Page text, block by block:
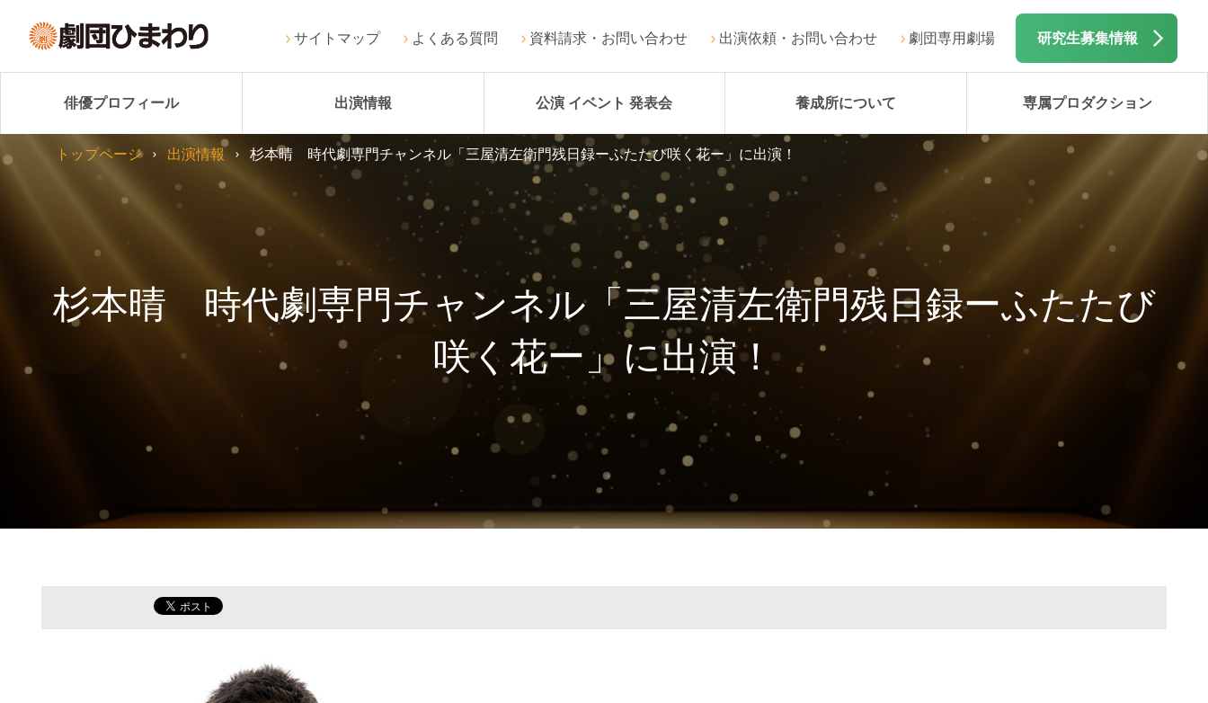
サイトマップ よくある質問 資料請求・お問い合わせ 出演依頼・お問い合わせ 劇団専用劇場 研究生募集情報
俳優プロフィール 出演情報 公演 イベント 発表会 養成所について 専属プロダクション
杉本晴 時代劇専門チャンネル「三屋清左衛門残日録ーふたたび
咲く花ー」に出演！
トップページ 出演情報 杉本晴 時代劇専門チャンネル「三屋清左衛門残日録ーふたたび咲く花ー」に出演！